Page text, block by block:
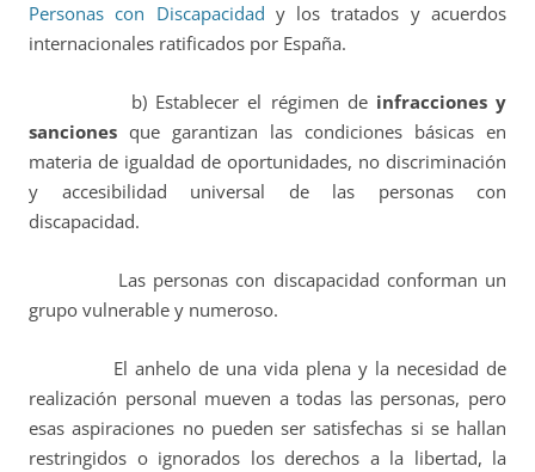
Personas con Discapacidad y los tratados y acuerdos
internacionales ratificados por España.
b) Establecer el régimen de infracciones y
sanciones que garantizan las condiciones básicas en
materia de igualdad de oportunidades, no discriminación
y accesibilidad universal de las personas con
discapacidad.
Las personas con discapacidad conforman un
grupo vulnerable y numeroso.
El anhelo de una vida plena y la necesidad de
realización personal mueven a todas las personas, pero
esas aspiraciones no pueden ser satisfechas si se hallan
restringidos o ignorados los derechos a la libertad, la